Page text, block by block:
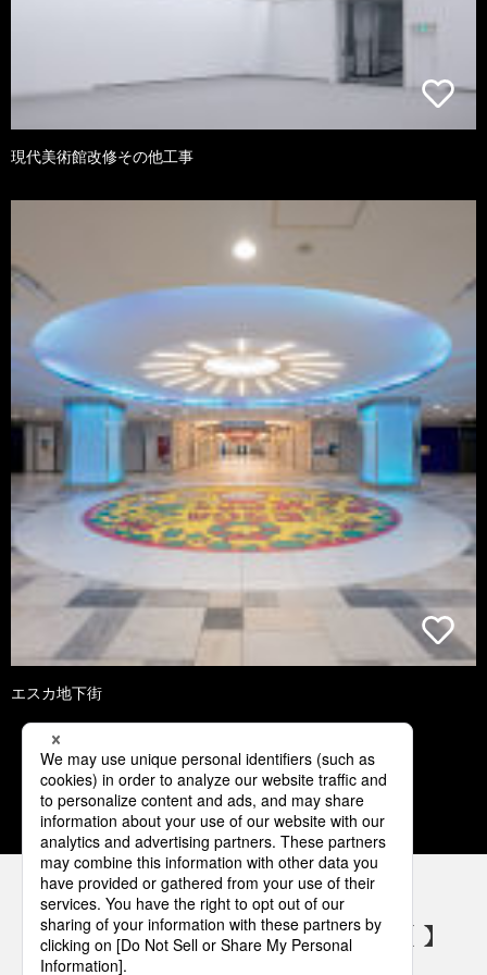
現代美術館改修その他工事
エスカ地下街
3 4 5 6 7
パナソニックの電気設備 SNSアカウント